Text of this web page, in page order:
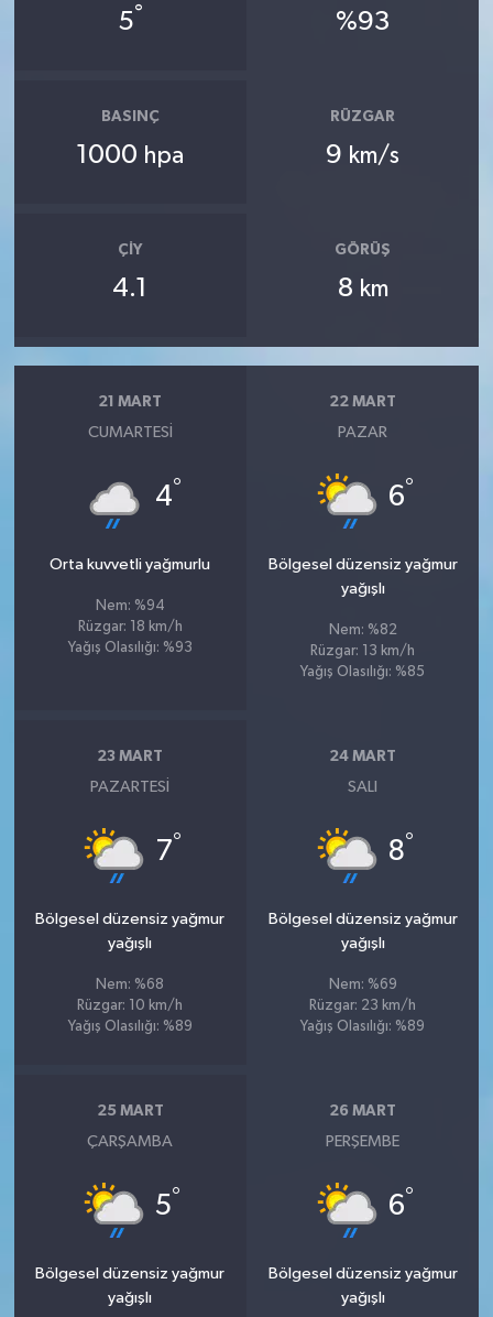
5° %93
BASINÇ
1000 hpa
RÜZGAR
9 km/s
ÇIY
4.1
GÖRÜŞ
8 km
21 MART
CUMARTESI
4°
Orta kuvvetli yağmurlu
Nem: %94
Rüzgar: 18 km/h
Yağış Olasılığı: %93
22 MART
PAZAR
6°
Bölgesel düzensiz yağmur
yağışlı
Nem: %82
Rüzgar: 13 km/h
Yağış Olasılığı: %85
23 MART
PAZARTESI
7°
Bölgesel düzensiz yağmur
yağışlı
Nem: %68
Rüzgar: 10 km/h
Yağış Olasılığı: %89
24 MART
SALI
8°
Bölgesel düzensiz yağmur
yağışlı
Nem: %69
Rüzgar: 23 km/h
Yağış Olasılığı: %89
25 MART
ÇARŞAMBA
5°
Bölgesel düzensiz yağmur
yağışlı
26 MART
PERŞEMBE
6°
Bölgesel düzensiz yağmur
yağışlı